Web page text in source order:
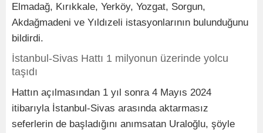
Elmadağ, Kırıkkale, Yerköy, Yozgat, Sorgun,
Akdağmadeni ve Yıldızeli istasyonlarının bulunduğunu
bildirdi.
İstanbul-Sivas Hattı 1 milyonun üzerinde yolcu
taşıdı
Hattın açılmasından 1 yıl sonra 4 Mayıs 2024
itibarıyla İstanbul-Sivas arasında aktarmasız
seferlerin de başladığını anımsatan Uraloğlu, şöyle